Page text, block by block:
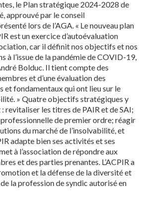
le Plan stratégique 2024-2028 de
approuvé par le conseil
lors de l’AGA. « Le nouveau plan
est un exercice d’autoévaluation
car il définit nos objectifs et nos
à l’issue de la pandémie de COVID-19,
Bolduc. Il tient compte des
et d’une évaluation des
et fondamentaux qui ont lieu sur le
» Quatre objectifs stratégiques y
revitaliser les titres de PAIR et de SAI;
de premier ordre; réagir
du marché de l’insolvabilité, et
adapte bien ses activités et ses
à l’association de répondre aux
et des parties prenantes. L’ACPIR a
et la défense de la diversité et
de la profession de syndic autorisé en